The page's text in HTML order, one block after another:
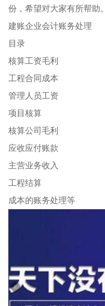
份，希望对大家有所帮助。
建账企业会计账务处理
目录
核算工资毛利
工程合同成本
管理人员工资
项目核算
核算公司毛利
应收应付账款
主营业务收入
工程结算
成本的账务处理等